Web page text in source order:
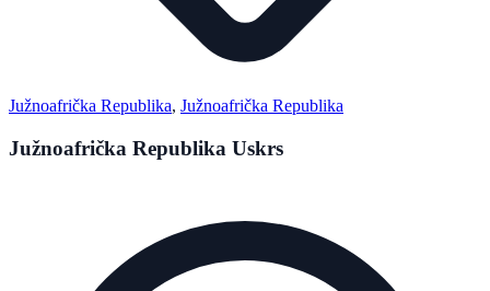
Južnoafrička Republika, Južnoafrička Republika
Južnoafrička Republika Uskrs